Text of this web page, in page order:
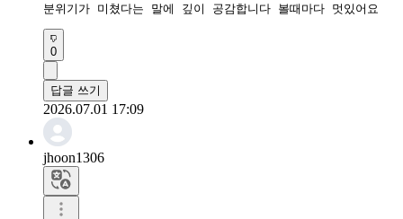
분위기가 미쳤다는 말에 깊이 공감합니다 볼때마다 멋있어요
0
답글 쓰기
2026.07.01 17:09
jhoon1306